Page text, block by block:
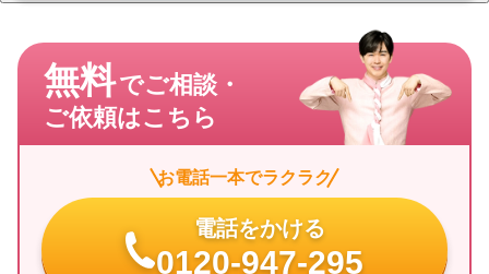
無料でご相談・
ご依頼はこちら
お電話一本でラクラク
電話をかける
0120-947-295